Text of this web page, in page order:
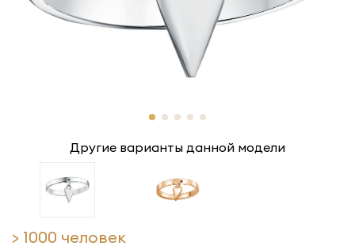
Другие варианты данной модели
> 1000 человек